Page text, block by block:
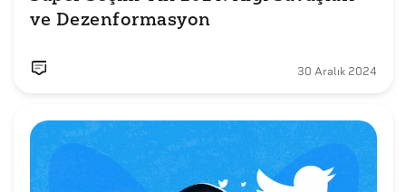
ve Dezenformasyon
30 Aralık 2024